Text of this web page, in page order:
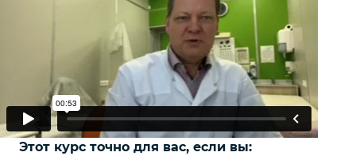
Этот курс точно для вас, если вы: